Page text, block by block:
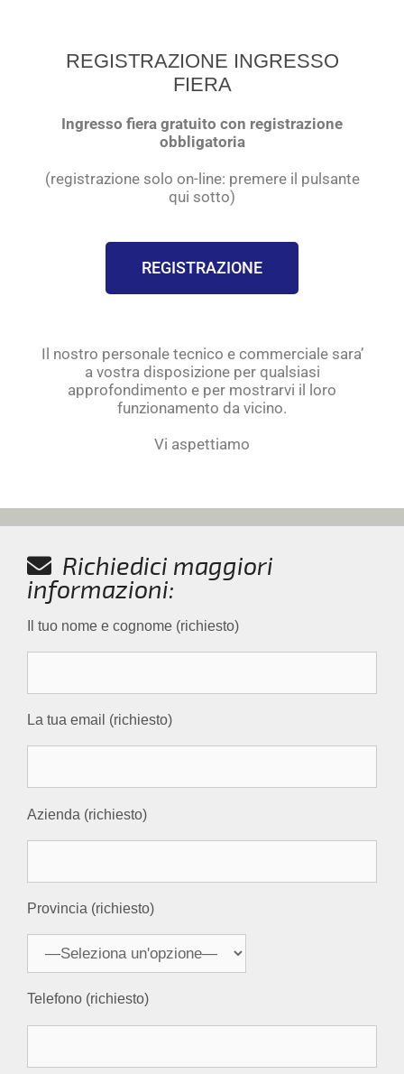
REGISTRAZIONE INGRESSO
FIERA
Ingresso fiera gratuito con registrazione
obbligatoria
(registrazione solo on-line: premere il pulsante
qui sotto)
REGISTRAZIONE
Il nostro personale tecnico e commerciale sara’
a vostra disposizione per qualsiasi
approfondimento e per mostrarvi il loro
funzionamento da vicino.
Vi aspettiamo
Richiedici maggiori
informazioni:
Il tuo nome e cognome (richiesto)
La tua email (richiesto)
Azienda (richiesto)
Provincia (richiesto)
Telefono (richiesto)